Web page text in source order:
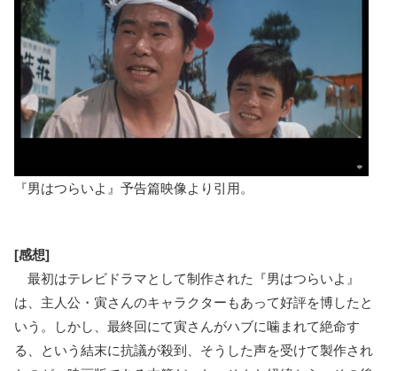
『男はつらいよ』予告篇映像より引用。
[感想]
最初はテレビドラマとして制作された『男はつらいよ』
は、主人公・寅さんのキャラクターもあって好評を博したと
いう。しかし、最終回にて寅さんがハブに噛まれて絶命す
る、という結末に抗議が殺到、そうした声を受けて製作され